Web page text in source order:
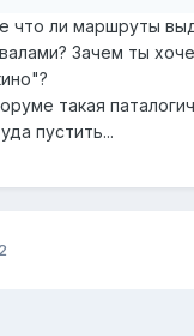
что ли маршруты
Зачем ты
такая
пустить...